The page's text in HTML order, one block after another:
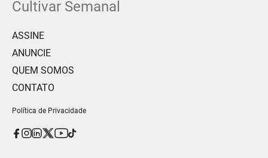
Cultivar Semanal
ASSINE
ANUNCIE
QUEM SOMOS
CONTATO
Política de Privacidade